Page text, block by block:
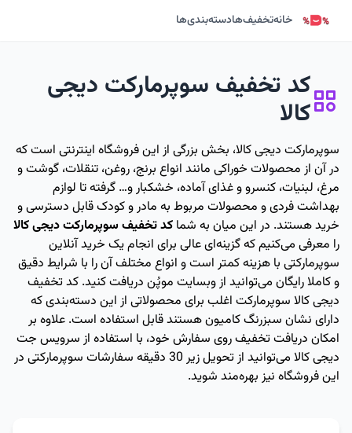
خانهتخفیف‌هادسته‌بندی‌ها
کد تخفیف سوپرمارکت دیجی
کالا
سوپرمارکت دیجی کالا، بخش بزرگی از این فروشگاه اینترنتی است که
در آن از محصولات خوراکی مانند انواع برنج، روغن، تنقلات، گوشت و
مرغ، لبنیات، کنسرو و غذای آماده، خشکبار و… گرفته تا لوازم
بهداشت فردی و محصولات مربوط به مادر و کودک قابل دسترسی و
خرید هستند. در این میان به شما کد تخفیف سوپرمارکت دیجی کالا
را معرفی می‌کنیم که گزینه‌ای عالی برای انجام یک خرید آنلاین
سوپرمارکتی با هزینه کمتر است و انواع مختلف آن را با شرایط دقیق
و کاملا رایگان می‌توانید از وبسایت موپُن دریافت کنید. کد تخفیف
دیجی کالا سوپرمارکت اغلب برای محصولاتی از این دسته‌بندی که
دارای نشان سبزرنگ کامیون هستند قابل استفاده است. علاوه بر
امکان دریافت تخفیف روی سفارش خود، با استفاده از سرویس جت
دیجی کالا می‌توانید از تحویل زیر 30 دقیقه سفارشات سوپرمارکتی در
این فروشگاه نیز بهره‌مند شوید.